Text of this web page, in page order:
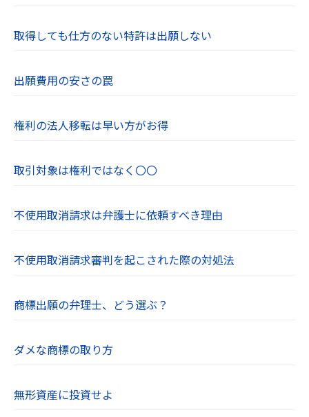
取得しても仕方のない特許は出願しない
出願費用の安さの罠
権利の法人移転は早い方がお得
取引対象は権利ではなく〇〇
不使用取消請求は弁護士に依頼すべき理由
不使用取消請求審判を起こされた際の対処法
商標出願の弁理士、どう選ぶ？
ダメな商標の取り方
無形資産に投資せよ